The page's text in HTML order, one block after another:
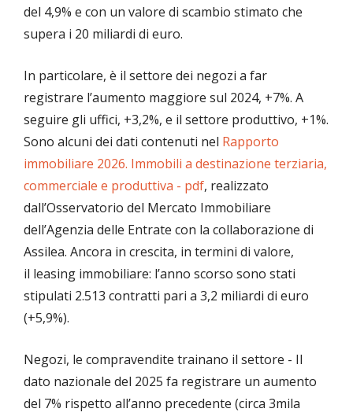
del 4,9% e con un valore di scambio stimato che
supera i 20 miliardi di euro.
In particolare, è il settore dei negozi a far
registrare l’aumento maggiore sul 2024, +7%. A
seguire gli uffici, +3,2%, e il settore produttivo, +1%.
Sono alcuni dei dati contenuti nel Rapporto
immobiliare 2026. Immobili a destinazione terziaria,
commerciale e produttiva - pdf, realizzato
dall’Osservatorio del Mercato Immobiliare
dell’Agenzia delle Entrate con la collaborazione di
Assilea. Ancora in crescita, in termini di valore,
il leasing immobiliare: l’anno scorso sono stati
stipulati 2.513 contratti pari a 3,2 miliardi di euro
(+5,9%).
Negozi, le compravendite trainano il settore - Il
dato nazionale del 2025 fa registrare un aumento
del 7% rispetto all’anno precedente (circa 3mila